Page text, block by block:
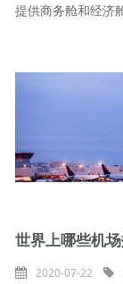
提供商务舱和经济
世界上哪些机
2020-07-22